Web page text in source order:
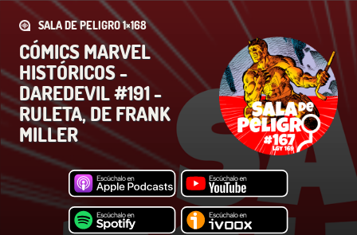
SALA DE PELIGRO 1×168
CÓMICS MARVEL
HISTÓRICOS -
DAREDEVIL #191 -
RULETA, DE FRANK
MILLER